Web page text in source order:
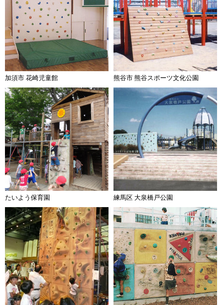
加須市 花崎児童館 熊谷市 熊谷スポーツ文化公園
たいよう保育園 練馬区 大泉橋戸公園